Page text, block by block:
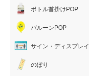
ボトル首掛けPOP
バルーンPOP
サイン・ディスプレイ
のぼり